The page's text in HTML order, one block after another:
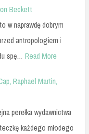
Beckett
w naprawdę dobrym
antropologiem i
spę… Read More
Raphael Martin,
perełka wydawnictwa
każdego młodego